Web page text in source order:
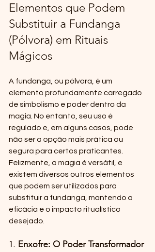
Elementos que Podem
Substituir a Fundanga
(Pólvora) em Rituais
Mágicos
A fundanga, ou pólvora, é um
elemento profundamente carregado
de simbolismo e poder dentro da
magia. No entanto, seu uso é
regulado e, em alguns casos, pode
não ser a opção mais prática ou
segura para certos praticantes.
Felizmente, a magia é versátil, e
existem diversos outros elementos
que podem ser utilizados para
substituir a fundanga, mantendo a
eficácia e o impacto ritualístico
desejado.
1. Enxofre: O Poder Transformador